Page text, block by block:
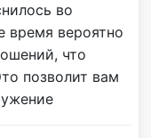
во
время вероятно
что
позволит вам